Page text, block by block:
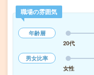
職場の雰囲気
年齢層
20代
男女比率
女性